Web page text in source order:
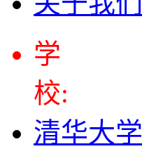
学
校:
清华大学